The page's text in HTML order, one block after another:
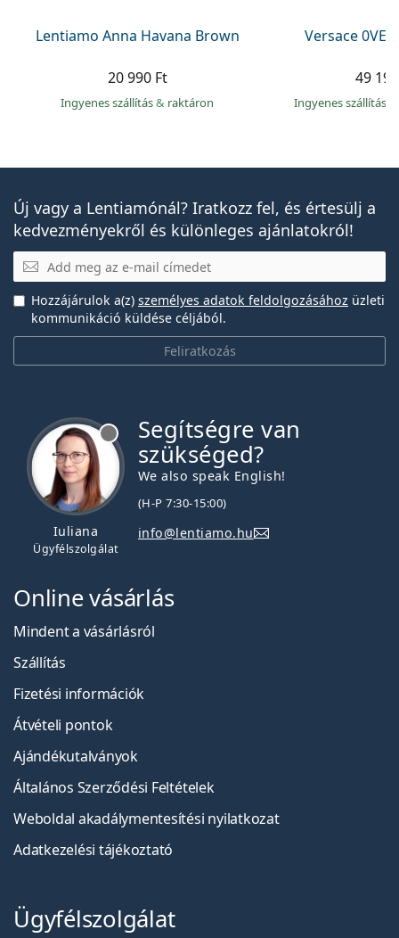
Lentiamo Anna Havana Brown
20 990 Ft
Ingyenes szállítás& raktáron
Versace
49
Ingyenes szállítás
Új vagy a Lentiamónál? Iratkozz fel, és értesülj a
kedvezményekről és különleges ajánlatokról!
E-mail
Feliratkozás
Hozzájárulok a(z) személyes adatok feldolgozásához üzleti
kommunikáció küldése céljából.
Iuliana
Ügyfélszolgálat
Segítségre van
szükséged?
We also speak English!
(H-P 7:30-15:00)
info@lentiamo.hu
Online vásárlás
Mindent a vásárlásról
Szállítás
Fizetési információk
Átvételi pontok
Ajándékutalványok
Általános Szerződési Feltételek
Weboldal akadálymentesítési nyilatkozat
Adatkezelési tájékoztató
Ügyfélszolgálat